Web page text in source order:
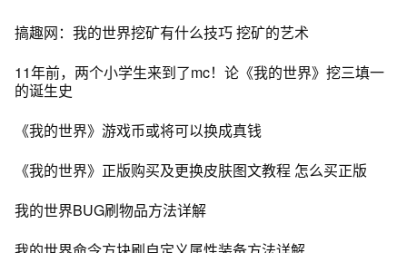
搞趣网：我的世界挖矿有什么技巧 挖矿的艺术
11年前，两个小学生来到了mc！论《我的世界》挖三填一
的诞生史
《我的世界》游戏币或将可以换成真钱
《我的世界》正版购买及更换皮肤图文教程 怎么买正版
我的世界BUG刷物品方法详解